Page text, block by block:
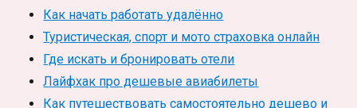
Как начать работать удалённо
Туристическая, спорт и мото страховка онлайн
Где искать и бронировать отели
Лайфхак про дешевые авиабилеты
Как путешествовать самостоятельно дешево и